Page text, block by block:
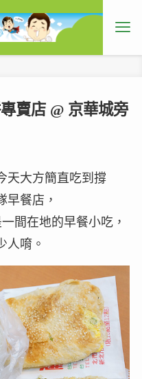
賣店 @ 京華城旁
天大方簡直吃到撐
早餐店，
間在地的早餐小吃，
人唷。